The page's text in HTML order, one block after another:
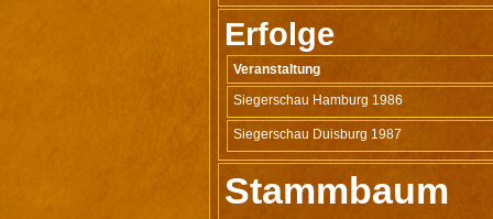
Erfolge
Veranstaltung
Siegerschau Hamburg 1986
Siegerschau Duisburg 1987
Stammbaum